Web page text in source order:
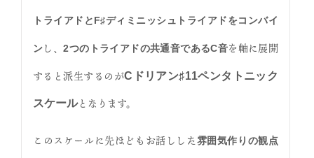
トライアドとF♯ディミニッシュトライアドをコンバイ
ンし、2つのトライアドの共通音であるC音を軸に展開
すると派生するのがCドリアン♯11ペンタトニック
スケールとなります。
このスケールに先ほどもお話しした雰囲気作りの観点